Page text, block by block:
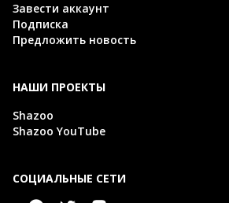
Завести аккаунт
Подписка
Предложить новость
НАШИ ПРОЕКТЫ
Shazoo
Shazoo YouTube
СОЦИАЛЬНЫЕ СЕТИ